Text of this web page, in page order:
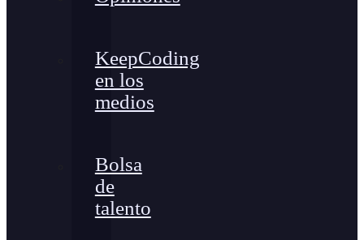
KeepCoding
en los
medios
Bolsa
de
talento